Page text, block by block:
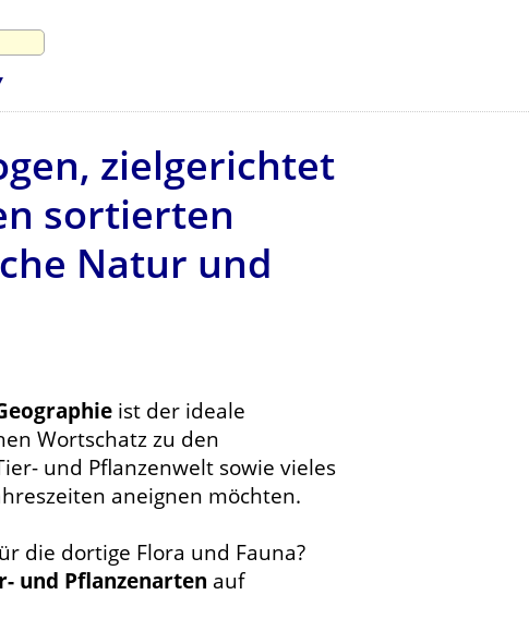
zielgerichtet
sortierten
Natur und
ist der ideale
Wortschatz zu den
und Pflanzenwelt sowie vieles
aneignen möchten.
die dortige Flora und Fauna?
und Pflanzenarten auf